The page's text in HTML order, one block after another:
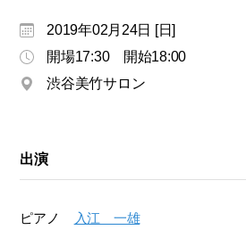
2019年02月24日 [日]
開場17:30 開始18:00
渋谷美竹サロン
出演
ピアノ 入江 一雄